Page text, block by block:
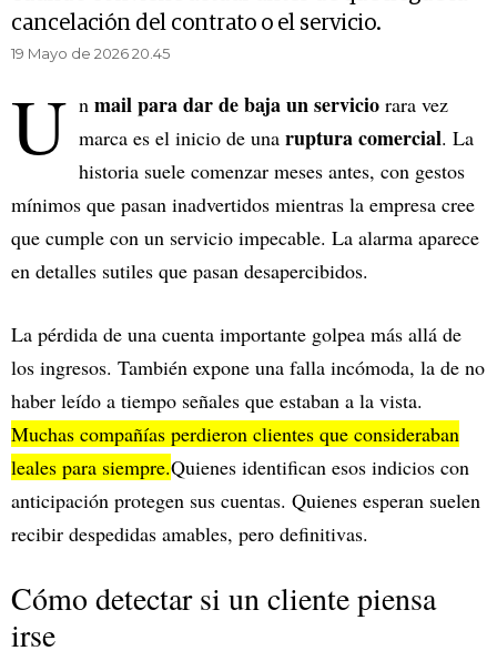
cancelación del contrato o el servicio.
19 Mayo de 2026 20.45
U n mail para dar de baja un servicio rara vez
marca es el inicio de una ruptura comercial. La
historia suele comenzar meses antes, con gestos
mínimos que pasan inadvertidos mientras la empresa cree
que cumple con un servicio impecable. La alarma aparece
en detalles sutiles que pasan desapercibidos.
La pérdida de una cuenta importante golpea más allá de
los ingresos. También expone una falla incómoda, la de no
haber leído a tiempo señales que estaban a la vista.
Muchas compañías perdieron clientes que consideraban
leales para siempre.Quienes identifican esos indicios con
anticipación protegen sus cuentas. Quienes esperan suelen
recibir despedidas amables, pero definitivas.
Cómo detectar si un cliente piensa
irse